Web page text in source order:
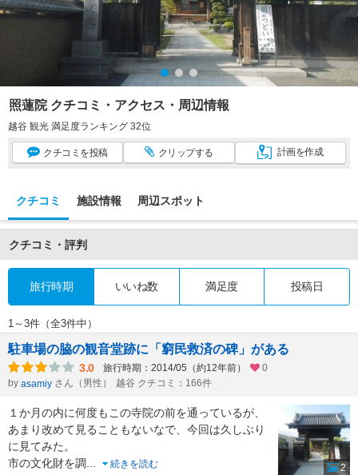
照蓮院 クチコミ・アクセス・周辺情報
越谷 観光 満足度ランキング 32位
クチコミ を投稿 クリップする 計画を作成
クチコミ 施設情報 周辺スポット
クチコミ・評判
旅行時期 いいね数 満足度 投稿日
1～3件（全3件中）
駐車場の脇の観音堂跡に「窮民救済の碑」がある
3.0 旅行時期：2014/05（約12年前）
0
by asamiy さん（男性） 越谷 クチコミ：166件
１か月の内に何度もこの寺院の前を通っているが、
あまり改めて見ることもないなで、今回は久しぶり
に見てみた。
市の文化財を調...
続きを読む
2